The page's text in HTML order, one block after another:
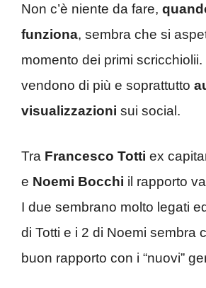
Non c’è niente da fare,
funziona, sembra che si
momento dei primi scricchiolii.
vendono di più e soprattutto
visualizzazioni sui social.
Tra Francesco Totti ex
e Noemi Bocchi il rapporto
I due sembrano molto legati
di Totti e i 2 di Noemi sembra
buon rapporto con i “nuovi”